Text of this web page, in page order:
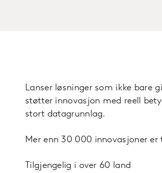
Lanser løsninger som ikke bare
støtter innovasjon med reell
stort datagrunnlag.
Mer enn 30 000 innovasjoner
Tilgjengelig i over 60 land